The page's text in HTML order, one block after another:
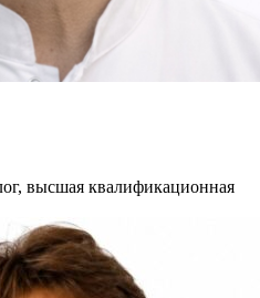
высшая квалификационная